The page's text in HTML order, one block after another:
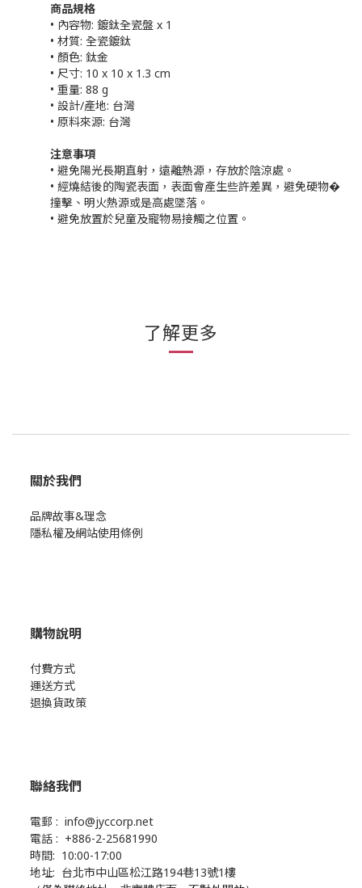
商品規格
• 內容物: 鍍鈦全瓷盤 x 1
• 材質: 全瓷鍍鈦
• 顏色: 鈦金
• 尺寸: 10 x 10 x 1.3 cm
• 重量: 88 g
• 設計/產地: 台灣
• 原料來源: 台灣
注意事項
• 避免陽光長期直射，遠離熱源，存放於陰涼處。
• 經燒結後的陶瓷表面，表面會產生些許差異，避免硬物�
撞擊、明火熱源或是高處墜落。
• 避免放置於兒童及寵物易接觸之位置。
了解更多
關於我們
品牌故事&理念
隱私權及網站使用條例
購物說明
付費方式
運送方式
退換貨政策
聯絡我們
電郵 : info@jyccorp.net
電話 : +886-2-25681990
時間: 10:00-17:00
地址: 台北市中山區松江路194巷13號1樓